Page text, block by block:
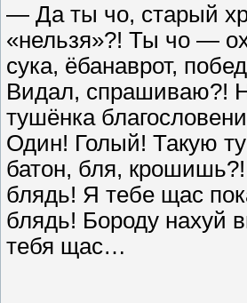
— Да ты чо, старый
«нельзя»?! Ты чо —
сука, ёбанаврот,
Видал, спрашиваю?!
тушёнка
Один! Голый! Такую
батон, бля,
блядь! Я тебе щас
блядь! Бороду нахуй
тебя щас…